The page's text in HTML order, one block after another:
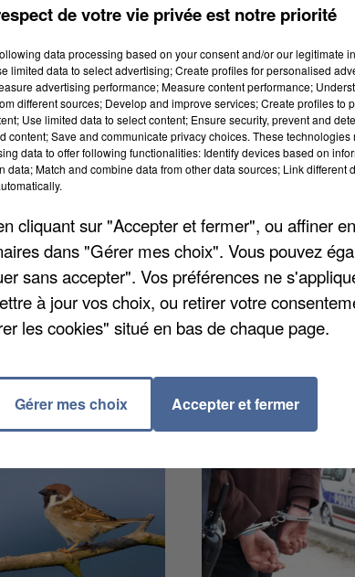
Nozal, négociant en produits
place pour venir à bout des flammes et la
Selon les premières constatations, l'incendie
L'activité du site n'est pas
bureaux.
de votre vie privée est notre priorité
data processing based on your consent and/or our legitimate
limited data to select advertising; Create profiles for personalised
advertising performance; Measure content performance;
different sources; Develop and improve services; Create profiles to
Use limited data to select content; Ensure security, prevent and
content; Save and communicate privacy choices. These technologies
data to offer following functionalities: Identify devices based on
data; Match and combine data from other data sources; Link different
cliquant sur "Accepter et fermer", ou affiner
dans "Gérer mes choix". Vous pouvez
sans accepter". Vos préférences ne
à jour vos choix, ou retirer votre
les cookies" situé en bas de chaque page.
Gérer mes choix Accepter et fermer